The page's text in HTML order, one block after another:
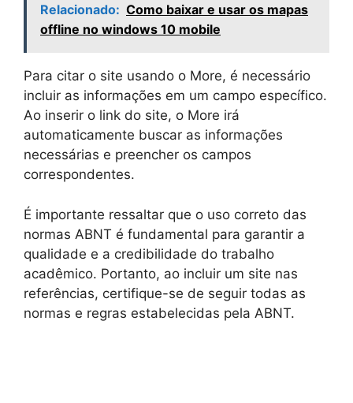
Relacionado: Como baixar e usar os mapas
offline no windows 10 mobile
Para citar o site usando o More, é necessário
incluir as informações em um campo específico.
Ao inserir o link do site, o More irá
automaticamente buscar as informações
necessárias e preencher os campos
correspondentes.
É importante ressaltar que o uso correto das
normas ABNT é fundamental para garantir a
qualidade e a credibilidade do trabalho
acadêmico. Portanto, ao incluir um site nas
referências, certifique-se de seguir todas as
normas e regras estabelecidas pela ABNT.